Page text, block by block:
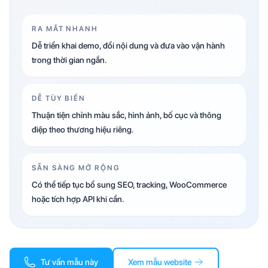
RA MẮT NHANH
Dễ triển khai demo, đổi nội dung và đưa vào vận hành
trong thời gian ngắn.
DỄ TÙY BIẾN
Thuận tiện chỉnh màu sắc, hình ảnh, bố cục và thông
điệp theo thương hiệu riêng.
SẴN SÀNG MỞ RỘNG
Có thể tiếp tục bổ sung SEO, tracking, WooCommerce
hoặc tích hợp API khi cần.
Tư vấn mẫu này Xem mẫu website